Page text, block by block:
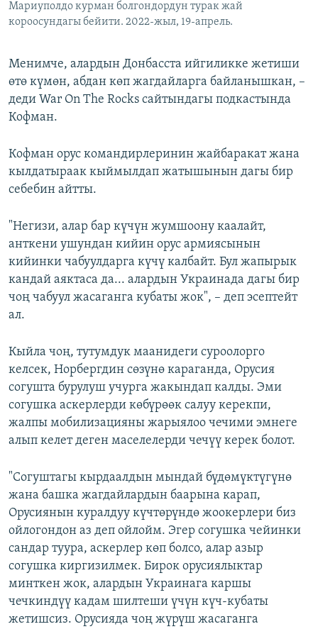
Мариуполдо курман болгондордун турак жай
короосундагы бейити. 2022-жыл, 19-апрель.
Менимче, алардын Донбасста ийгиликке жетиши
өтө күмөн, абдан көп жагдайларга байланышкан, –
деди War On The Rocks сайтындагы подкастында
Кофман.
Кофман орус командирлеринин жайбаракат жана
кылдатыраак кыймылдап жатышынын дагы бир
себебин айтты.
"Негизи, алар бар күчүн жумшоону каалайт,
анткени ушундан кийин орус армиясынын
кийинки чабуулдарга күчү калбайт. Бул жапырык
кандай аяктаса да... алардын Украинада дагы бир
чоң чабуул жасаганга кубаты жок", – деп эсептейт
ал.
Кыйла чоң, тутумдук маанидеги суроолорго
келсек, Норбергдин сөзүнө караганда, Орусия
согушта бурулуш учурга жакындап калды. Эми
согушка аскерлерди көбүрөөк салуу керекпи,
жалпы мобилизацияны жарыялоо чечими эмнеге
алып келет деген маселелерди чечүү керек болот.
"Согуштагы кырдаалдын мындай бүдөмүктүгүнө
жана башка жагдайлардын баарына карап,
Орусиянын куралдуу күчтөрүндө жоокерлери биз
ойлогондон аз деп ойлойм. Эгер согушка чейинки
сандар туура, аскерлер көп болсо, алар азыр
согушка киргизилмек. Бирок орусиялыктар
минткен жок, алардын Украинага каршы
чечкиндүү кадам шилтеши үчүн күч-кубаты
жетишсиз. Орусияда чоң жүрүш жасаганга